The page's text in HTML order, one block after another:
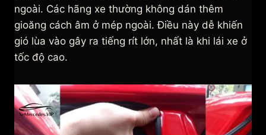
ngoài. Các hãng xe thường không dán thêm
gioăng cách âm ở mép ngoài. Điều này dễ khiến
gió lùa vào gây ra tiếng rít lớn, nhất là khi lái xe ở
tốc độ cao.